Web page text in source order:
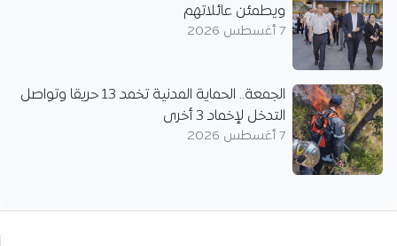
ويطمئن عائلاتهم
7 أغسطس 2026
الجمعة.. الحماية المدنية تخمد 13 حريقا وتواصل
التدخل لإخماد 3 أخرى
7 أغسطس 2026